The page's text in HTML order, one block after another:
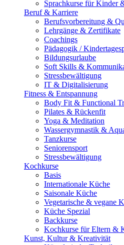
Sprachkurse für Kinder
Beruf & Karriere
Berufsvorbereitung &
Lehrgänge & Zertifikate
Coachings
Pädagogik /
Bildungsurlaube
Soft Skills &
Stressbewältigung
IT & Digitalisierung
Fitness & Entspannung
Body Fit & Functional
Pilates & Rückenfit
Yoga & Meditation
Wassergymnastik &
Tanzkurse
Seniorensport
Stressbewältigung
Kochkurse
Basis
Internationale Küche
Saisonale Küche
Vegetarische & vegane
Küche Spezial
Backkurse
Kochkurse für Eltern &
Kunst, Kultur & Kreativität